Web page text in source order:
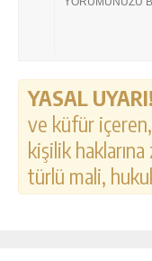
YASAL UYARI!
ve küfür içeren,
kişilik
türlü mali,